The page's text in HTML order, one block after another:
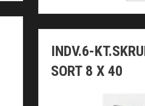
INDV.6-
SORT 8 X 40